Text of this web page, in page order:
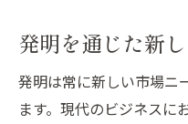
発明を通じた新
発明は常に新しい市場ニ
ます。現代のビジネスに